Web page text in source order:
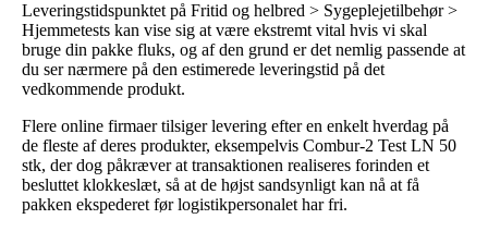
Leveringstidspunktet på Fritid og helbred > Sygeplejetilbehør >
Hjemmetests kan vise sig at være ekstremt vital hvis vi skal
bruge din pakke fluks, og af den grund er det nemlig passende at
du ser nærmere på den estimerede leveringstid på det
vedkommende produkt.
Flere online firmaer tilsiger levering efter en enkelt hverdag på
de fleste af deres produkter, eksempelvis Combur-2 Test LN 50
stk, der dog påkræver at transaktionen realiseres forinden et
besluttet klokkeslæt, så at de højst sandsynligt kan nå at få
pakken ekspederet før logistikpersonalet har fri.